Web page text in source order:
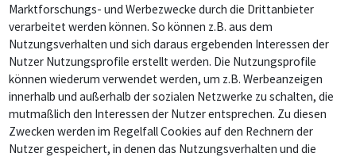
Marktforschungs- und Werbezwecke durch die Drittanbieter
verarbeitet werden können. So können z.B. aus dem
Nutzungsverhalten und sich daraus ergebenden Interessen der
Nutzer Nutzungsprofile erstellt werden. Die Nutzungsprofile
können wiederum verwendet werden, um z.B. Werbeanzeigen
innerhalb und außerhalb der sozialen Netzwerke zu schalten, die
mutmaßlich den Interessen der Nutzer entsprechen. Zu diesen
Zwecken werden im Regelfall Cookies auf den Rechnern der
Nutzer gespeichert, in denen das Nutzungsverhalten und die